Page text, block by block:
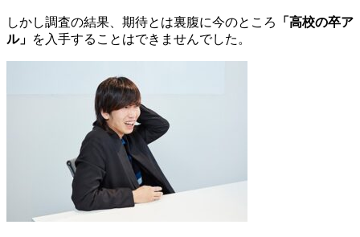
しかし調査の結果、期待とは裏腹に今のところ
「高校の卒ア
ル」 を入手することはできませんでした。